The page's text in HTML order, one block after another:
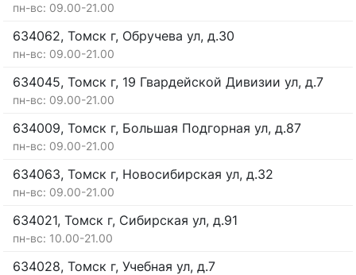
пн-вс: 09.00-21.00
634062, Томск г, Обручева ул, д.30
пн-вс: 09.00-21.00
634045, Томск г, 19 Гвардейской Дивизии ул, д.7
пн-вс: 09.00-21.00
634009, Томск г, Большая Подгорная ул, д.87
пн-вс: 09.00-21.00
634063, Томск г, Новосибирская ул, д.32
пн-вс: 09.00-21.00
634021, Томск г, Сибирская ул, д.91
пн-вс: 10.00-21.00
634028, Томск г, Учебная ул, д.7